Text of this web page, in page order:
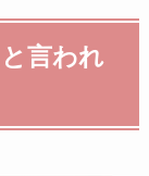
言われ